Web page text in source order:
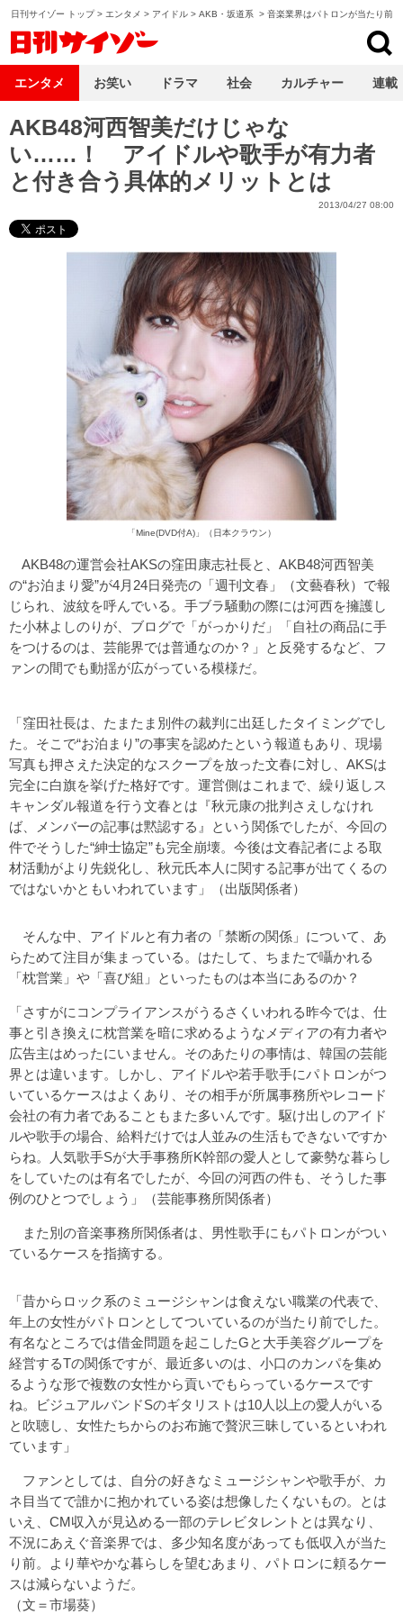
日刊サイゾー トップ> エンタメ > アイドル > AKB・坂道系 > 音楽業界はパトロンが当たり前？
AKB48河西智美だけじゃな
い……！ アイドルや歌手が有力者
と付き合う具体的メリットとは
2013/04/27 08:00
「Mine(DVD付A)」（日本クラウン）
AKB48の運営会社AKSの窪田康志社長と、AKB48河西智美
の“お泊まり愛”が4月24日発売の「週刊文春」（文藝春秋）で報
じられ、波紋を呼んでいる。手ブラ騒動の際には河西を擁護し
た小林よしのりが、ブログで「がっかりだ」「自社の商品に手
をつけるのは、芸能界では普通なのか？」と反発するなど、フ
ァンの間でも動揺が広がっている模様だ。
「窪田社長は、たまたま別件の裁判に出廷したタイミングでし
た。そこで“お泊まり”の事実を認めたという報道もあり、現場
写真も押さえた決定的なスクープを放った文春に対し、AKSは
完全に白旗を挙げた格好です。運営側はこれまで、繰り返しス
キャンダル報道を行う文春とは『秋元康の批判さえしなけれ
ば、メンバーの記事は黙認する』という関係でしたが、今回の
件でそうした“紳士協定”も完全崩壊。今後は文春記者による取
材活動がより先鋭化し、秋元氏本人に関する記事が出てくるの
ではないかともいわれています」（出版関係者）
そんな中、アイドルと有力者の「禁断の関係」について、あ
らためて注目が集まっている。はたして、ちまたで囁かれる
「枕営業」や「喜び組」といったものは本当にあるのか？
「さすがにコンプライアンスがうるさくいわれる昨今では、仕
事と引き換えに枕営業を暗に求めるようなメディアの有力者や
広告主はめったにいません。そのあたりの事情は、韓国の芸能
界とは違います。しかし、アイドルや若手歌手にパトロンがつ
いているケースはよくあり、その相手が所属事務所やレコード
会社の有力者であることもまた多いんです。駆け出しのアイド
ルや歌手の場合、給料だけでは人並みの生活もできないですか
らね。人気歌手Sが大手事務所K幹部の愛人として豪勢な暮らし
をしていたのは有名でしたが、今回の河西の件も、そうした事
例のひとつでしょう」（芸能事務所関係者）
また別の音楽事務所関係者は、男性歌手にもパトロンがつい
ているケースを指摘する。
「昔からロック系のミュージシャンは食えない職業の代表で、
年上の女性がパトロンとしてついているのが当たり前でした。
有名なところでは借金問題を起こしたGと大手美容グループを
経営するTの関係ですが、最近多いのは、小口のカンパを集め
るような形で複数の女性から貢いでもらっているケースです
ね。ビジュアルバンドSのギタリストは10人以上の愛人がいる
と吹聴し、女性たちからのお布施で贅沢三昧しているといわれ
ています」
ファンとしては、自分の好きなミュージシャンや歌手が、カ
ネ目当てで誰かに抱かれている姿は想像したくないもの。とは
いえ、CM収入が見込める一部のテレビタレントとは異なり、
不況にあえぐ音楽界では、多少知名度があっても低収入が当た
り前。より華やかな暮らしを望むあまり、パトロンに頼るケー
スは減らないようだ。
（文＝市場葵）
エンタメ お笑い ドラマ 社会 カルチャー 連載